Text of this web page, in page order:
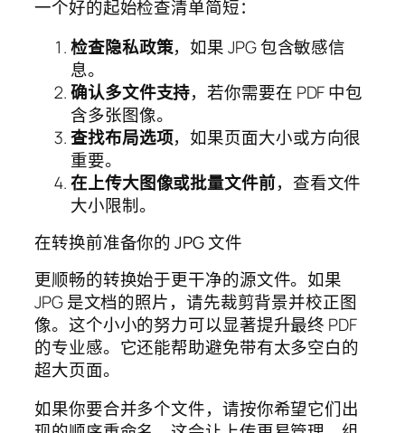
一个好的起始检查清单简短：
检查隐私政策，如果 JPG 包含敏感信
息。
确认多文件支持，若你需要在 PDF 中包
含多张图像。
查找布局选项，如果页面大小或方向很
重要。
在上传大图像或批量文件前，查看文件
大小限制。
在转换前准备你的 JPG 文件
更顺畅的转换始于更干净的源文件。如果
JPG 是文档的照片，请先裁剪背景并校正图
像。这个小小的努力可以显著提升最终 PDF
的专业感。它还能帮助避免带有太多空白的
超大页面。
如果你要合并多个文件，请按你希望它们出